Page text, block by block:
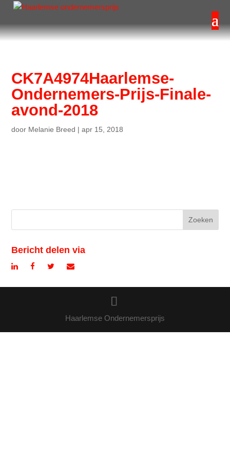
CK7A4974Haarlemse-
Ondernemers-Prijs-Finale-
avond-2018
door Melanie Breed |apr 15, 2018
Bericht delen via
Haarlemse Ondernemersprijs